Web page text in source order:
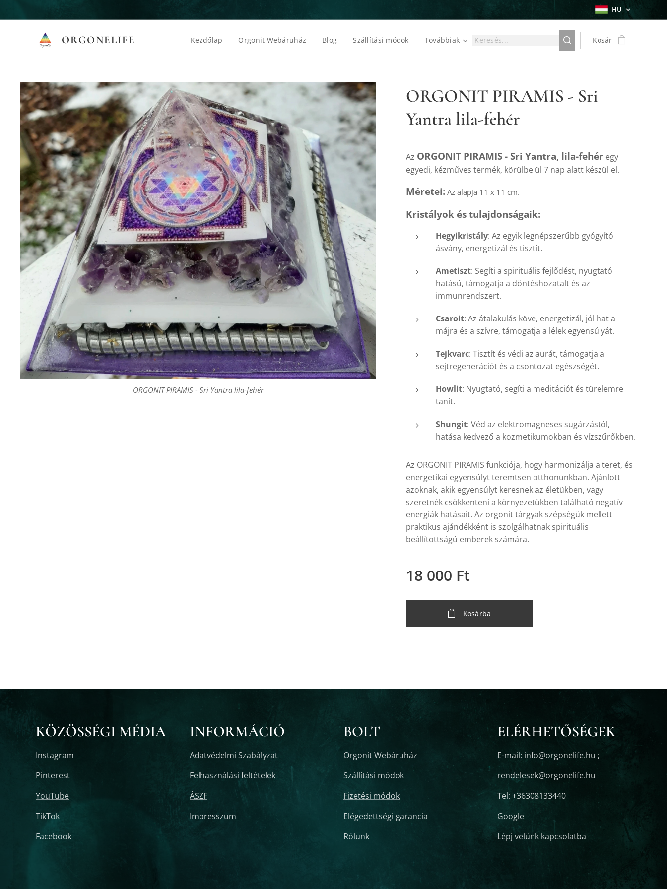
HU
ORGONELIFE Kezdőlap Orgonit Webáruház Blog Szállítási módok Továbbiak Kosár
ORGONIT PIRAMIS - Sri
Yantra lila-fehér
ORGONIT PIRAMIS - Sri Yantra lila-fehér
Az ORGONIT PIRAMIS - Sri Yantra, lila-fehér egy
egyedi, kézműves termék, körülbelül 7 nap alatt készül el.
Méretei: Az alapja 11 x 11 cm.
Kristályok és tulajdonságaik:
Hegyikristály: Az egyik legnépszerűbb gyógyító
ásvány, energetizál és tisztít.
Ametiszt: Segíti a spirituális fejlődést, nyugtató
hatású, támogatja a döntéshozatalt és az
immunrendszert.
Csaroit: Az átalakulás köve, energetizál, jól hat a
májra és a szívre, támogatja a lélek egyensúlyát.
Tejkvarc: Tisztít és védi az aurát, támogatja a
sejtregenerációt és a csontozat egészségét.
Howlit: Nyugtató, segíti a meditációt és türelemre
tanít.
Shungit: Véd az elektromágneses sugárzástól,
hatása kedvező a kozmetikumokban és vízszűrőkben.
Az ORGONIT PIRAMIS funkciója, hogy harmonizálja a teret, és
energetikai egyensúlyt teremtsen otthonunkban. Ajánlott
azoknak, akik egyensúlyt keresnek az életükben, vagy
szeretnék csökkenteni a környezetükben található negatív
energiák hatásait. Az orgonit tárgyak szépségük mellett
praktikus ajándékként is szolgálhatnak spirituális
beállítottságú emberek számára.
18 000 Ft
Kosárba
KÖZÖSSÉGI MÉDIA
Instagram
Pinterest
YouTube
TikTok
Facebook
INFORMÁCIÓ
Adatvédelmi Szabályzat
Felhasználási feltételek
ÁSZF
Impresszum
BOLT
Orgonit Webáruház
Szállítási módok
Fizetési módok
Elégedettségi garancia
Rólunk
ELÉRHETŐSÉGEK
E-mail: info@orgonelife.hu ;
rendelesek@orgonelife.hu
Tel: +36308133440
Google
Lépj velünk kapcsolatba